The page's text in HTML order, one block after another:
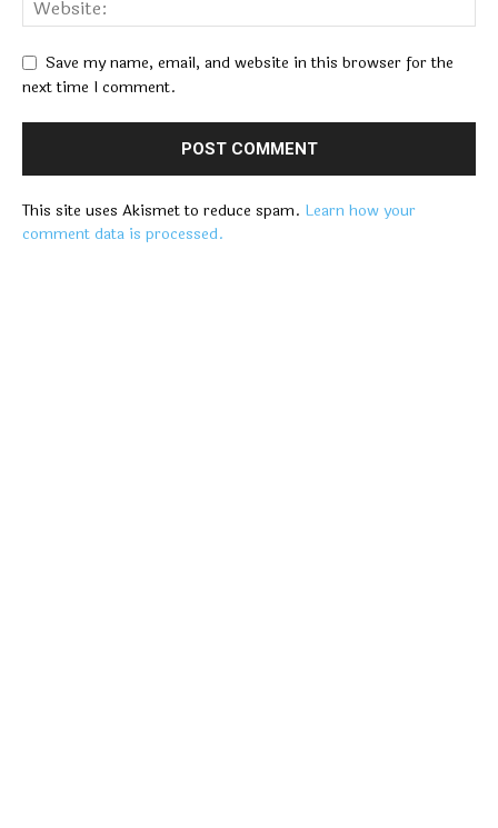
Save my name, email, and website in this browser for the
next time I comment.
This site uses Akismet to reduce spam. Learn how your
comment data is processed.